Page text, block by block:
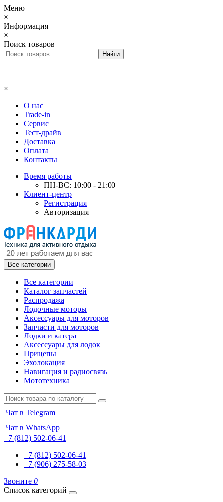
Меню
×
Информация
×
Поиск товаров
×
О нас
Trade-in
Сервис
Тест-драйв
Доставка
Оплата
Контакты
Время работы
ПН-ВС: 10:00 - 21:00
Клиент-центр
Регистрация
Авторизация
Все категории
Все категории
Каталог запчастей
Распродажа
Лодочные моторы
Аксессуары для моторов
Запчасти для моторов
Лодки и катера
Аксессуары для лодок
Прицепы
Эхолокация
Навигация и радиосвязь
Мототехника
Чат в Telegram
Чат в WhatsApp
+7 (812) 502-06-41
+7 (812) 502-06-41
+7 (906) 275-58-03
Звоните 0
Список категорий